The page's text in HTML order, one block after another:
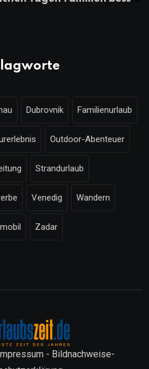
Dubrovnik Familienurlaub
Outdoor-Abenteuer
Strandurlaub
Venedig Wandern
Zadar
- Bildnachweise-